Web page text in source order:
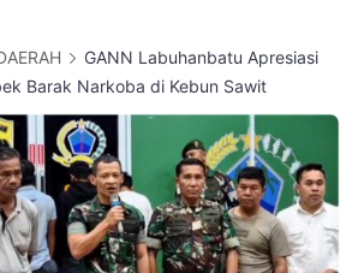
GANN Labuhanbatu Apresiasi
Barak Narkoba di Kebun Sawit